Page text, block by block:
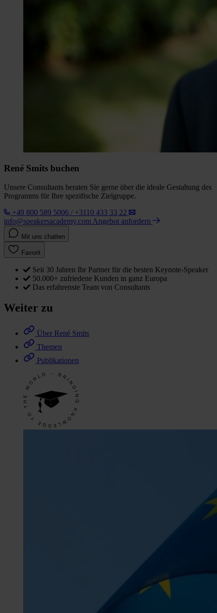
René Smits buchen
Unsere Consultants beraten Sie gerne über die ideale Gestaltung des
Programms für Ihre spezifische Zielgruppe.
+49 800 589 5006 / +3110 433 33 22
info@speakersacademy.com Angebot anfordern
Mit uns chatten
Favorit
Seit 30 Jahren Ihr Partner für die besten Keynote-Speaker
50.000+ zufriedene Kunden in ganz Europa
Das erfahrenste Team von Consultants
Weiter zu
Über René Smits
Themen
Publikationen